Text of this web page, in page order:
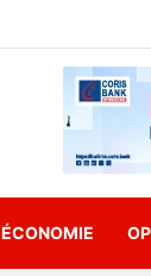
ÉCONOMIE